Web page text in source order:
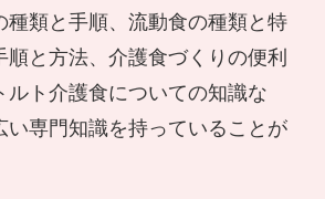
種類と手順、流動食の種類と特
と方法、介護食づくりの便利
ルト介護食についての知識な
い専門知識を持っていることが